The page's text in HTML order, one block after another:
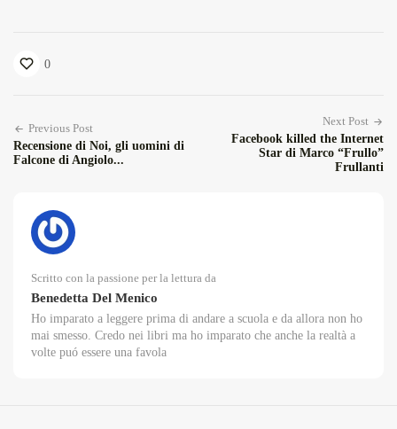
0
Previous Post
Recensione di Noi, gli uomini di
Falcone di Angiolo...
Next Post
Facebook killed the Internet
Star di Marco “Frullo”
Frullanti
Scritto con la passione per la lettura da
Benedetta Del Menico
Ho imparato a leggere prima di andare a scuola e da allora non ho
mai smesso. Credo nei libri ma ho imparato che anche la realtà a
volte puó essere una favola